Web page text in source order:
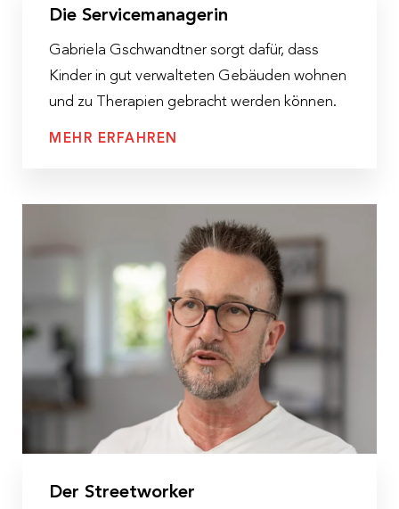
Die Servicemanagerin
Gabriela Gschwandtner sorgt dafür, dass
Kinder in gut verwalteten Gebäuden wohnen
und zu Therapien gebracht werden können.
MEHR ERFAHREN
Der Streetworker